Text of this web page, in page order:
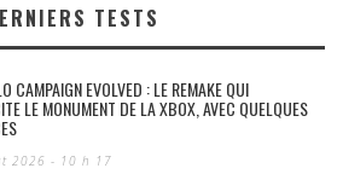
TESTS
CAMPAIGN EVOLVED : LE REMAKE QUI
LE MONUMENT DE LA XBOX, AVEC QUELQUES
2026 - 10 h 17